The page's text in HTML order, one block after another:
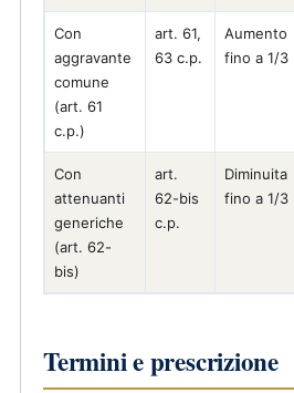
Con
aggravante
comune
(art. 61
c.p.)
art. 61,
63 c.p.
Aumento
fino a 1/3
Con
attenuanti
generiche
(art. 62-
bis)
art.
62-bis
c.p.
Diminuita
fino a 1/3
Termini e prescrizione